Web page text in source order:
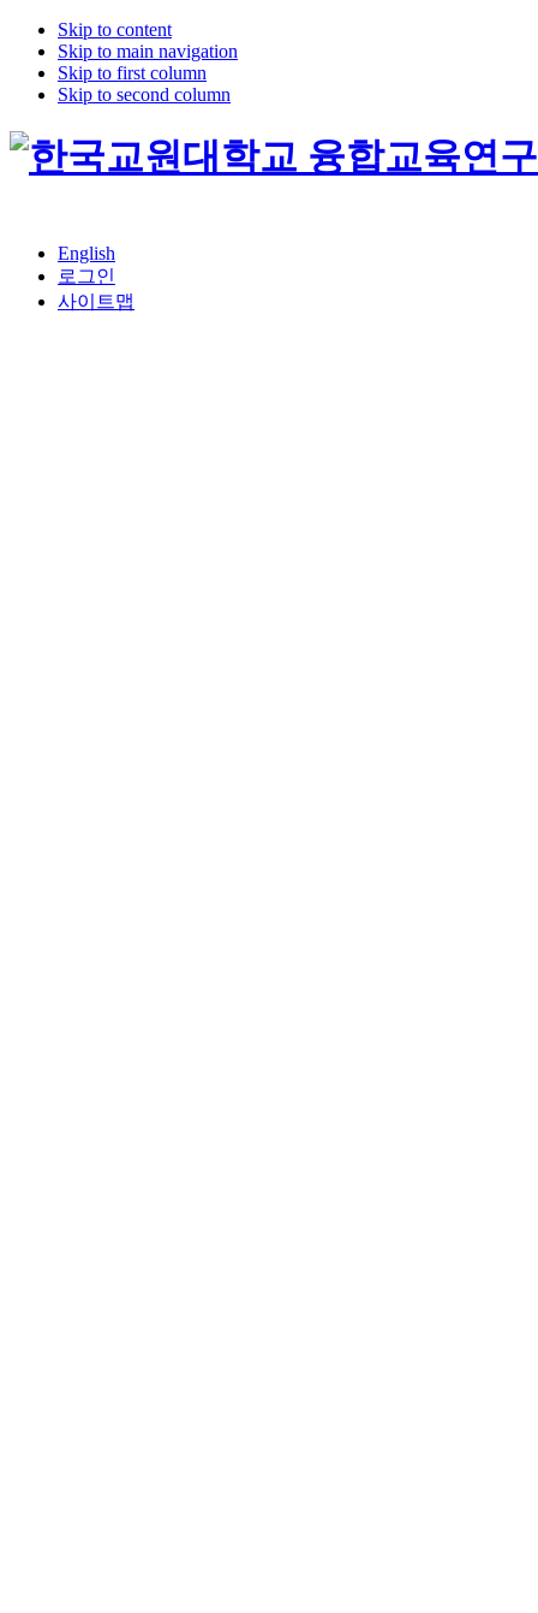
Skip to content
Skip to main navigation
Skip to first column
Skip to second column
English
로그인
사이트맵